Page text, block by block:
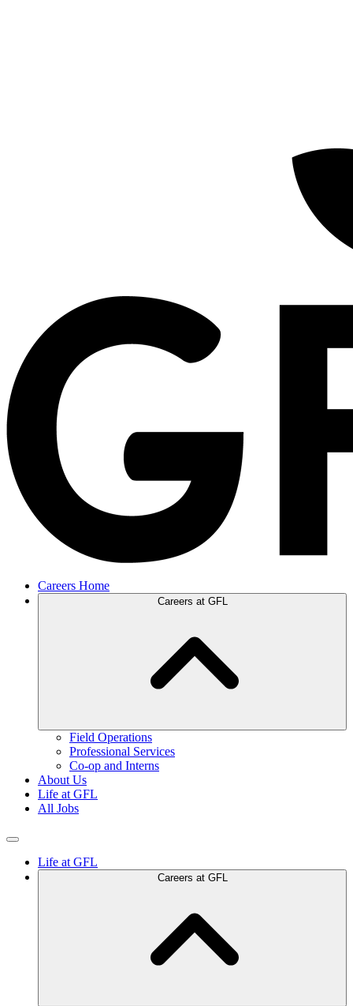
Careers Home
Careers at GFL
Field Operations
Professional Services
Co-op and Interns
About Us
Life at GFL
All Jobs
Life at GFL
Careers at GFL